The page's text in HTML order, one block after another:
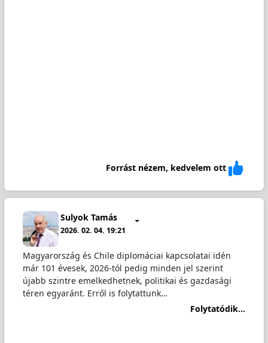
Forrást nézem, kedvelem ott
Sulyok Tamás
2026. 02. 04. 19:21
Magyarország és Chile diplomáciai kapcsolatai idén
már 101 évesek, 2026-tól pedig minden jel szerint
újabb szintre emelkedhetnek, politikai és gazdasági
téren egyaránt. Erről is folytattunk…
Folytatódik...